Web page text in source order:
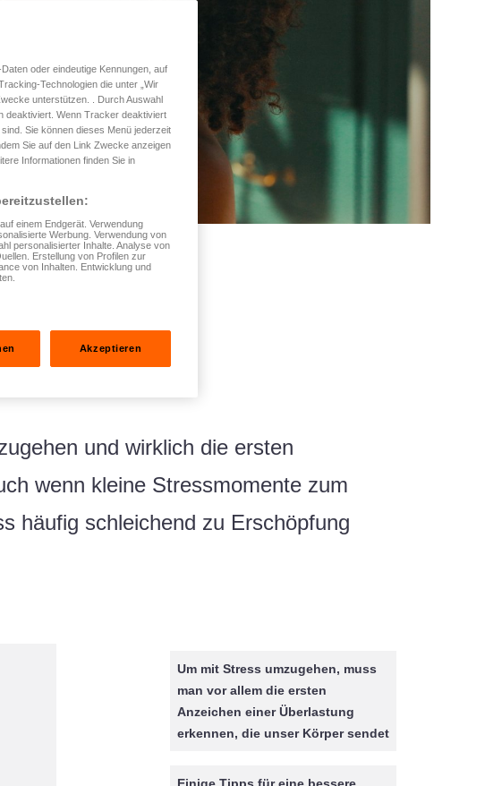
und wirklich die ersten
wenn kleine Stressmomente zum
häufig schleichend zu Erschöpfung
Um mit Stress umzugehen, muss
man vor allem die ersten
Anzeichen einer Überlastung
erkennen, die unser Körper sendet
oder eindeutige Kennungen, auf
Technologien die unter „Wir
unterstützen. . Durch Auswahl
deaktiviert. Wenn Tracker deaktiviert
Sie können dieses Menü jederzeit
Sie auf den Link Zwecke anzeigen
Informationen finden Sie in
einem Endgerät. Verwendung
Werbung. Verwendung von
personalisierter Inhalte. Analyse von
Erstellung von Profilen zur
von Inhalten. Entwicklung und
Akzeptieren